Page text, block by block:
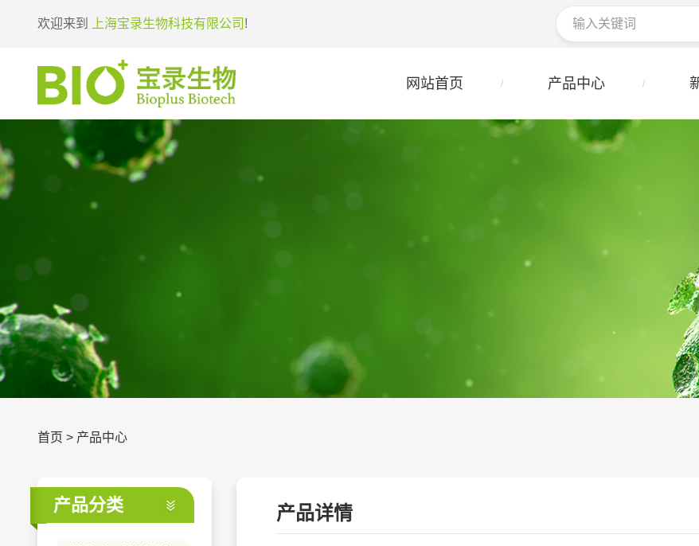
欢迎来到 上海宝录生物科技有限公司 !
网站首页 产品中心
首页 > 产品中心
产品分类 产品详情